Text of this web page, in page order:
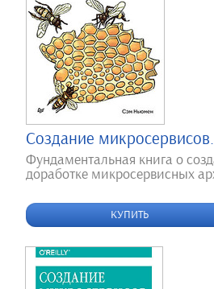
Создание
Фундаментальная книга о
доработке микросервисных
КУПИТЬ